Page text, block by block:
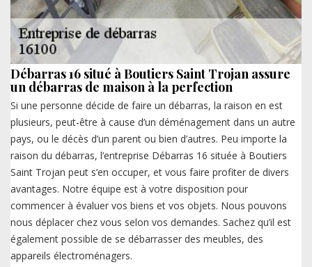
Débarras 16 situé à Boutiers Saint Trojan assure
un débarras de maison à la perfection
Si une personne décide de faire un débarras, la raison en est
plusieurs, peut-être à cause d’un déménagement dans un autre
pays, ou le décès d’un parent ou bien d’autres. Peu importe la
raison du débarras, l’entreprise Débarras 16 située à Boutiers
Saint Trojan peut s’en occuper, et vous faire profiter de divers
avantages. Notre équipe est à votre disposition pour
commencer à évaluer vos biens et vos objets. Nous pouvons
nous déplacer chez vous selon vos demandes. Sachez qu’il est
également possible de se débarrasser des meubles, des
appareils électroménagers.